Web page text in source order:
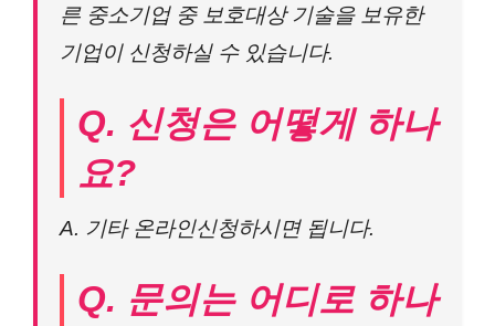
른 중소기업 중 보호대상 기술을 보유한
기업이 신청하실 수 있습니다.
Q. 신청은 어떻게 하나
요?
A. 기타 온라인신청하시면 됩니다.
Q. 문의는 어디로 하나